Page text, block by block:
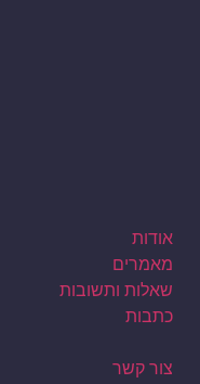
אודות
מאמרים
שאלות ותשובות
כתבות
צור קשר